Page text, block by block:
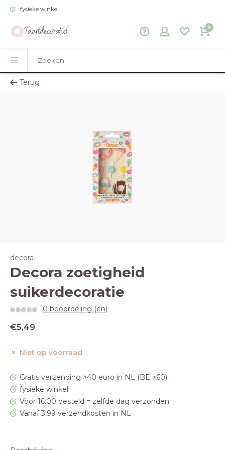
fysieke winkel
0
Terug
decora
Decora zoetigheid
suikerdecoratie
0 beoordeling (en)
€5,49
Niet op voorraad
Gratis verzending >40 euro in NL (BE >60)
fysieke winkel
Voor 16.00 besteld = zelfde dag verzonden
Vanaf 3,99 verzendkosten in NL